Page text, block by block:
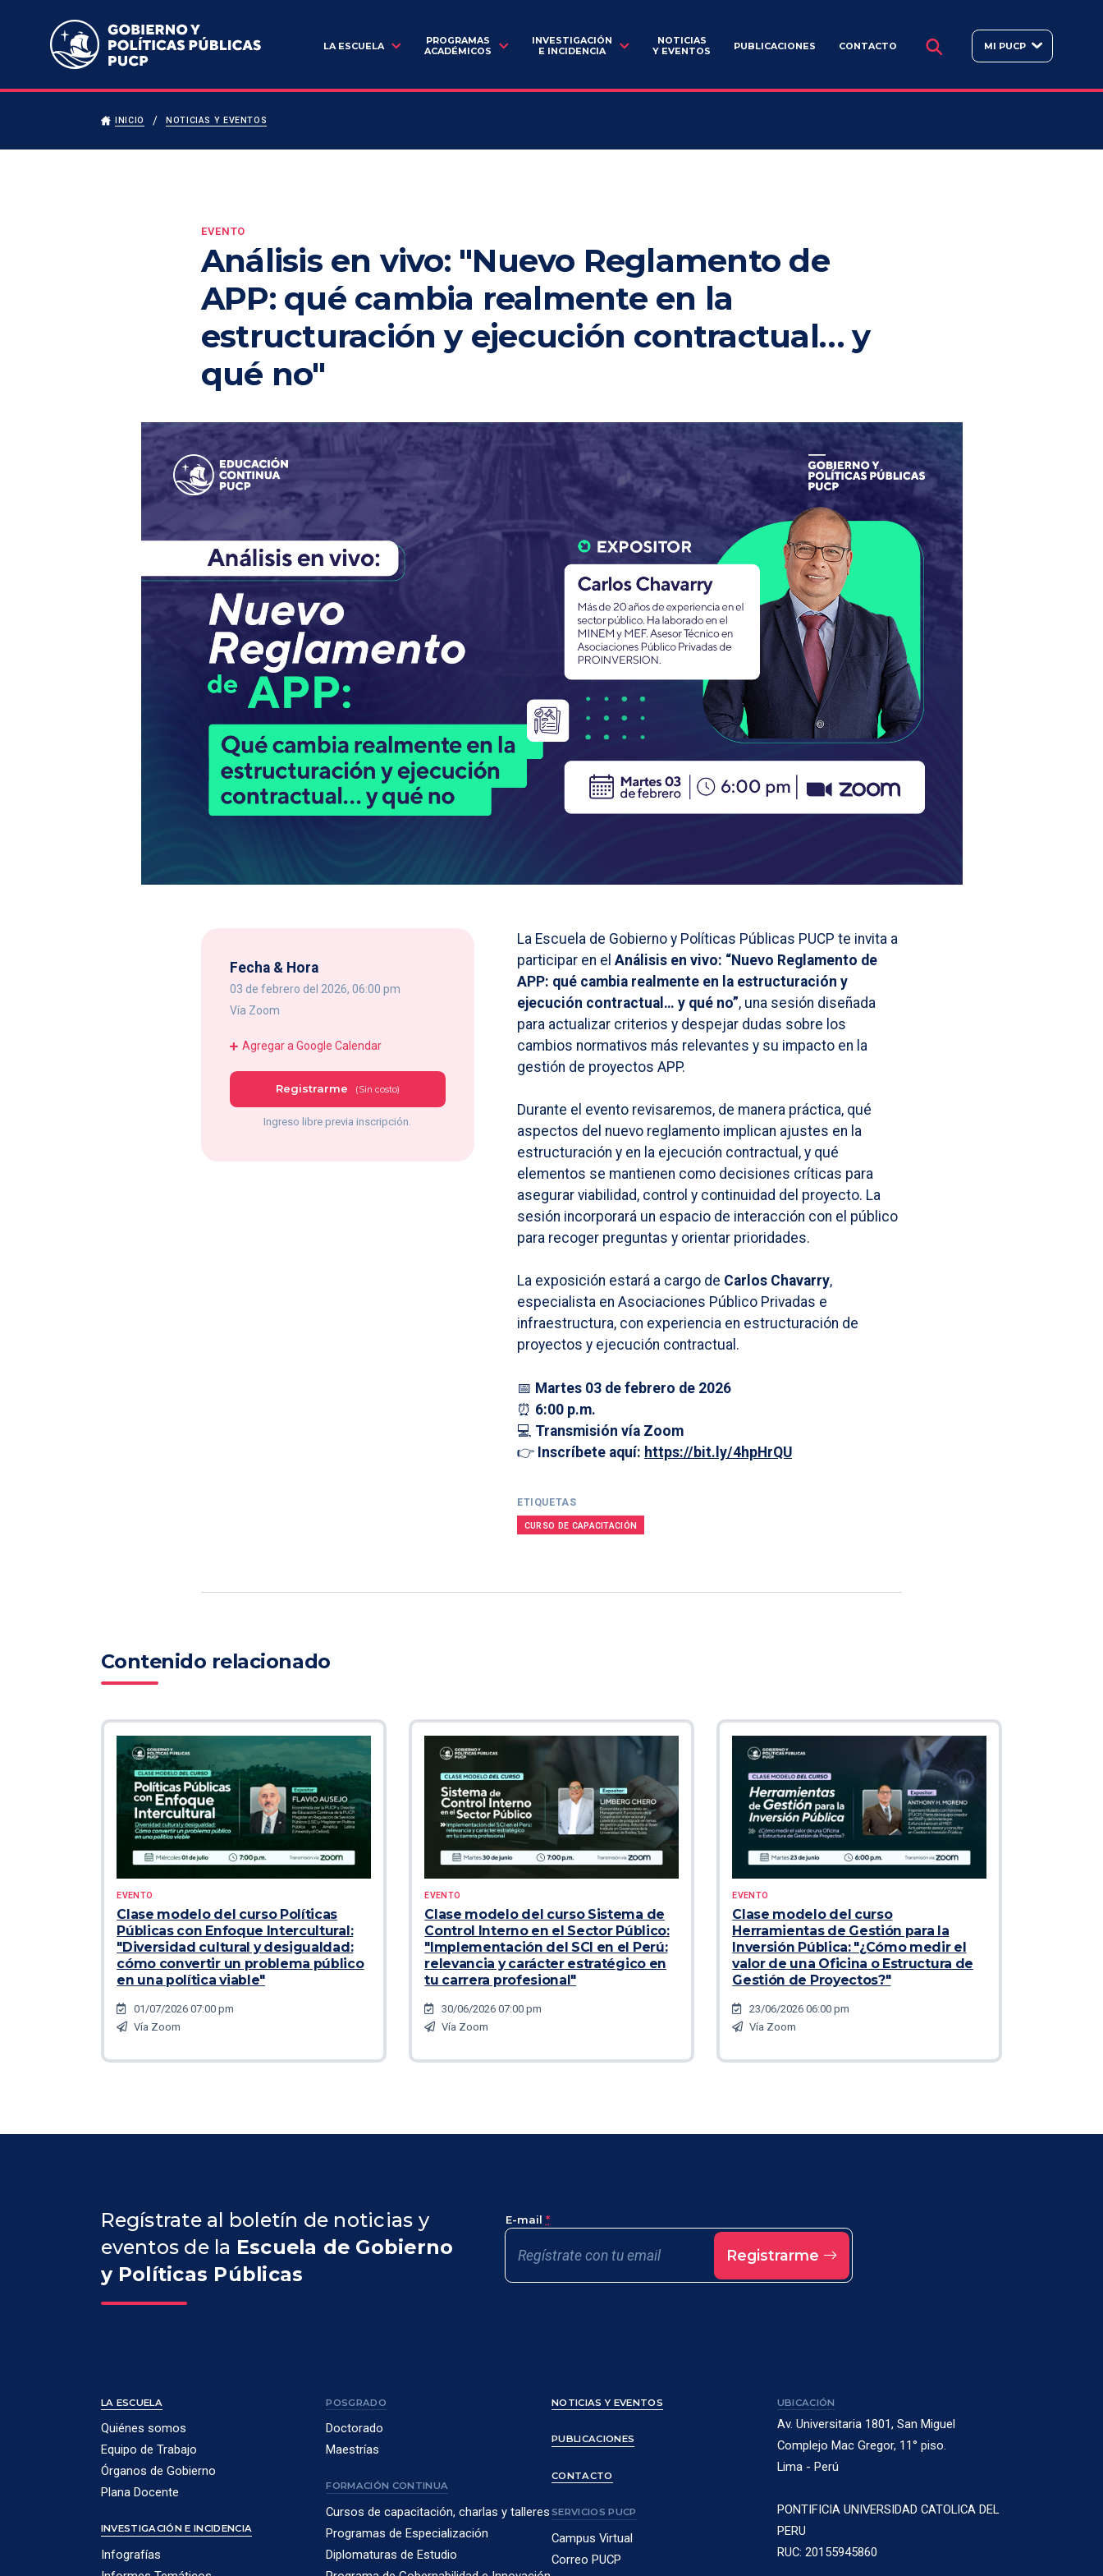
Escuela de Gobierno y Políticas Públicas
LA ESCUELA
PROGRAMAS
ACADÉMICOS
INVESTIGACIÓN
E INCIDENCIA
NOTICIAS
Y EVENTOS
PUBLICACIONES CONTACTO BUSCAR MI PUCP
INICIO NOTICIAS Y EVENTOS
EVENTO
Análisis en vivo: "Nuevo Reglamento de
APP: qué cambia realmente en la
estructuración y ejecución contractual… y
qué no"
Fecha & Hora
03 de febrero del 2026, 06:00 pm
Vía Zoom
Agregar a Google Calendar
Registrarme (Sin costo)
Ingreso libre previa inscripción.
La Escuela de Gobierno y Políticas Públicas PUCP te invita a
participar en el Análisis en vivo: “Nuevo Reglamento de
APP: qué cambia realmente en la estructuración y
ejecución contractual… y qué no”, una sesión diseñada
para actualizar criterios y despejar dudas sobre los
cambios normativos más relevantes y su impacto en la
gestión de proyectos APP.
Durante el evento revisaremos, de manera práctica, qué
aspectos del nuevo reglamento implican ajustes en la
estructuración y en la ejecución contractual, y qué
elementos se mantienen como decisiones críticas para
asegurar viabilidad, control y continuidad del proyecto. La
sesión incorporará un espacio de interacción con el público
para recoger preguntas y orientar prioridades.
La exposición estará a cargo de Carlos Chavarry,
especialista en Asociaciones Público Privadas e
infraestructura, con experiencia en estructuración de
proyectos y ejecución contractual.
📅 Martes 03 de febrero de 2026
⏰ 6:00 p.m.
💻 Transmisión vía Zoom
👉 Inscríbete aquí: https://bit.ly/4hpHrQU
ETIQUETAS
CURSO DE CAPACITACIÓN
Contenido relacionado
EVENTO
Clase modelo del curso Políticas
Públicas con Enfoque Intercultural:
"Diversidad cultural y desigualdad:
cómo convertir un problema público
en una política viable"
01/07/2026 07:00 pm
Vía Zoom
EVENTO
Clase modelo del curso Sistema de
Control Interno en el Sector Público:
"Implementación del SCI en el Perú:
relevancia y carácter estratégico en
tu carrera profesional"
30/06/2026 07:00 pm
Vía Zoom
EVENTO
Clase modelo del curso
Herramientas de Gestión para la
Inversión Pública: "¿Cómo medir el
valor de una Oficina o Estructura de
Gestión de Proyectos?"
23/06/2026 06:00 pm
Vía Zoom
Regístrate al boletín de noticias y
eventos de la Escuela de Gobierno
y Políticas Públicas
E-mail *
Registrarme
LA ESCUELA
Quiénes somos
Equipo de Trabajo
Órganos de Gobierno
Plana Docente
INVESTIGACIÓN E INCIDENCIA
Infografías
POSGRADO
Doctorado
Maestrías
FORMACIÓN CONTINUA
Cursos de capacitación, charlas y talleres
Programas de Especialización
Diplomaturas de Estudio
NOTICIAS Y EVENTOS
PUBLICACIONES
CONTACTO
SERVICIOS PUCP
Campus Virtual
Correo PUCP
UBICACIÓN
Av. Universitaria 1801, San Miguel
Complejo Mac Gregor, 11° piso.
Lima - Perú
PONTIFICIA UNIVERSIDAD CATOLICA DEL
PERU
RUC: 20155945860